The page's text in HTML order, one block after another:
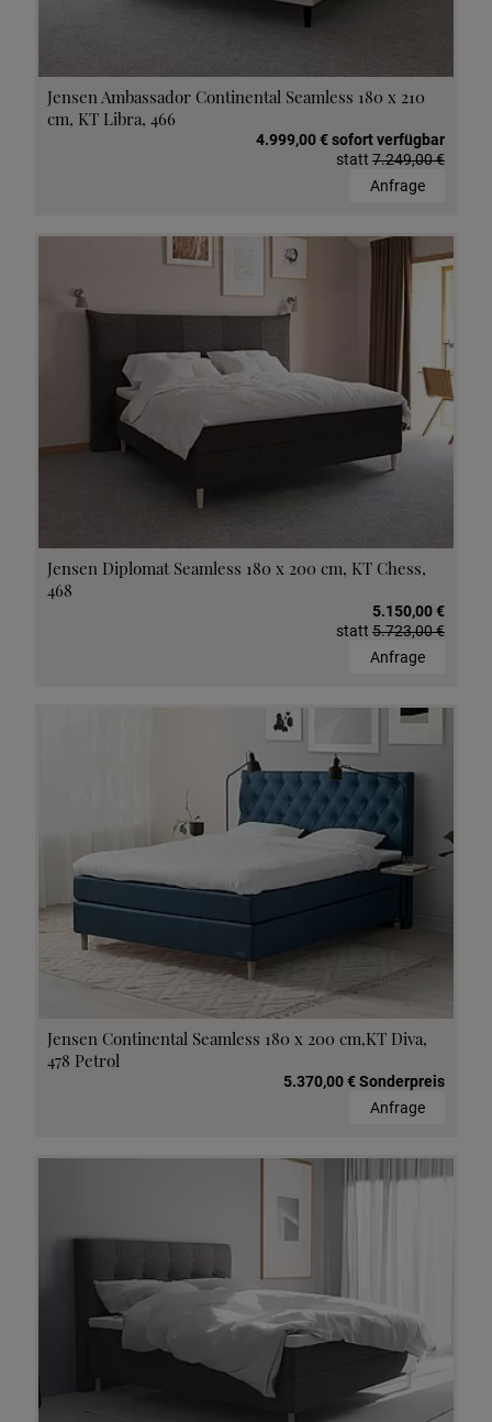
Jensen Ambassador Continental Seamless 180 x 210
cm, KT Libra, 466
4.999,00 € sofort verfügbar
statt 7.249,00 €
Anfrage
Jensen Diplomat Seamless 180 x 200 cm, KT Chess,
468
5.150,00 €
statt 5.723,00 €
Anfrage
Jensen Continental Seamless 180 x 200 cm,KT Diva,
478 Petrol
5.370,00 € Sonderpreis
Anfrage